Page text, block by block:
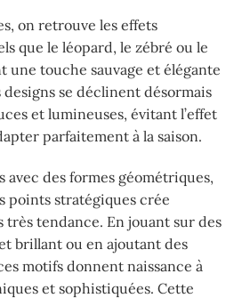
on retrouve les effets
que le léopard, le zébré ou le
une touche sauvage et élégante
designs se déclinent désormais
et lumineuses, évitant l’effet
parfaitement à la saison.
avec des formes géométriques,
points stratégiques crée
très tendance. En jouant sur des
brillant ou en ajoutant des
motifs donnent naissance à
et sophistiquées. Cette